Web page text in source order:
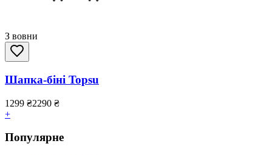
З вовни
Шапка-біні Topsu
1299 ₴2290 ₴
+
Популярне